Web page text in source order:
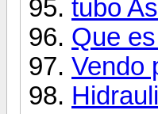
tubo
Que
Vendo